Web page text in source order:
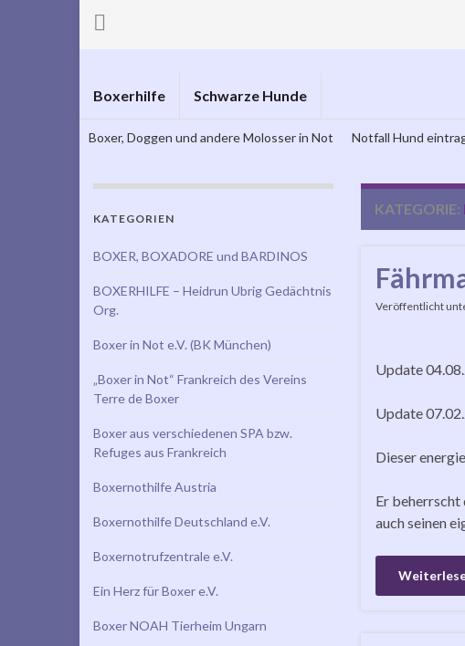
Boxerhilfe Schwarze Hunde
Boxer, Doggen und andere Molosser in Not Notfall Hund
KATEGORIE:
Veröffentlicht
Update
Update
Dieser
Er beherrscht
auch seinen
KATEGORIEN
BOXER, BOXADORE und BARDINOS
BOXERHILFE – Heidrun Ubrig Gedächtnis
Org.
Boxer in Not e.V. (BK München)
„Boxer in Not“ Frankreich des Vereins
Terre de Boxer
Boxer aus verschiedenen SPA bzw.
Refuges aus Frankreich
Boxernothilfe Austria
Boxernothilfe Deutschland e.V.
Boxernotrufzentrale e.V.
Ein Herz für Boxer e.V.
Boxer NOAH Tierheim Ungarn